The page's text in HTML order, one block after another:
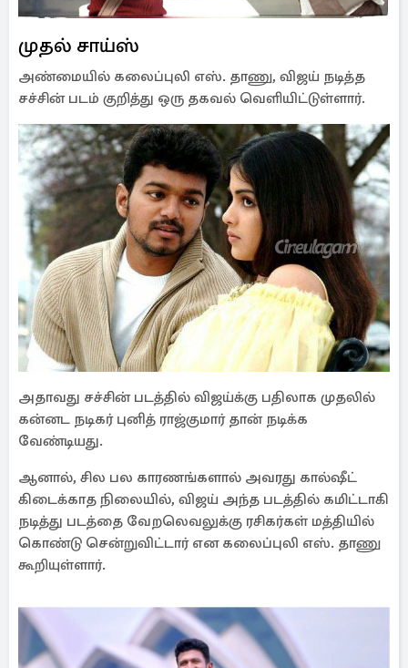
முதல் சாய்ஸ்
அண்மையில் கலைப்புலி எஸ். தாணு, விஜய் நடித்த
சச்சின் படம் குறித்து ஒரு தகவல் வெளியிட்டுள்ளார்.
அதாவது சச்சின் படத்தில் விஜய்க்கு பதிலாக முதலில்
கன்னட நடிகர் புனித் ராஜ்குமார் தான் நடிக்க
வேண்டியது.
ஆனால், சில பல காரணங்களால் அவரது கால்ஷீட்
கிடைக்காத நிலையில், விஜய் அந்த படத்தில் கமிட்டாகி
நடித்து படத்தை வேறலெவலுக்கு ரசிகர்கள் மத்தியில்
கொண்டு சென்றுவிட்டார் என கலைப்புலி எஸ். தாணு
கூறியுள்ளார்.